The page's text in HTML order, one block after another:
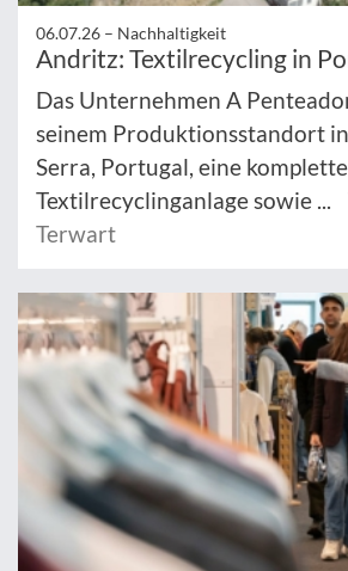
06.07.26 – Nachhaltigkeit
Andritz: Textilrecycling in
Das Unternehmen A
seinem Produktionsstandort
Serra, Portugal, eine
Textilrecyclinganlage sowie ...
Terwart